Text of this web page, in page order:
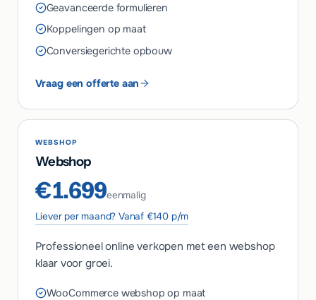
Geavanceerde formulieren
Koppelingen op maat
Conversiegerichte opbouw
Vraag een offerte aan
WEBSHOP
Webshop
€1.699eenmalig
Liever per maand? Vanaf €140 p/m
Professioneel online verkopen met een webshop
klaar voor groei.
WooCommerce webshop op maat